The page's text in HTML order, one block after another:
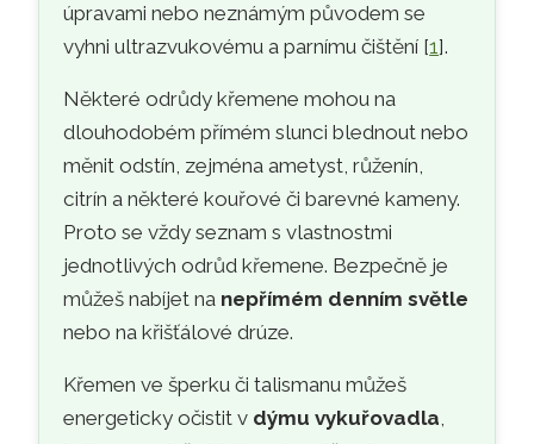
úpravami nebo neznámým původem se
vyhni ultrazvukovému a parnímu čištění [1].
Některé odrůdy křemene mohou na
dlouhodobém přímém slunci blednout nebo
měnit odstín, zejména ametyst, růženín,
citrín a některé kouřové či barevné kameny.
Proto se vždy seznam s vlastnostmi
jednotlivých odrůd křemene. Bezpečně je
můžeš nabíjet na nepřímém denním světle
nebo na křišťálové drúze.
Křemen ve šperku či talismanu můžeš
energeticky očistit v dýmu vykuřovadla,